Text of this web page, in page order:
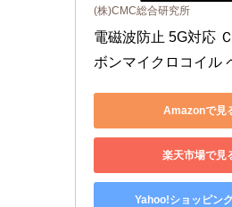
(株)CMC総合研究所
電磁波防止 5G対応
ボンマイクロコイル
Amazonで見
楽天市場で見
Yahoo!ショッピン